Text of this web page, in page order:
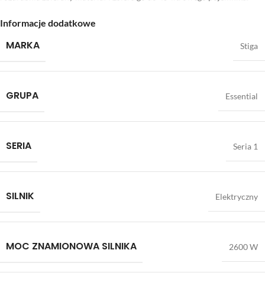
Informacje dodatkowe
MARKA Stiga
GRUPA Essential
SERIA Seria 1
SILNIK Elektryczny
MOC ZNAMIONOWA SILNIKA 2600 W